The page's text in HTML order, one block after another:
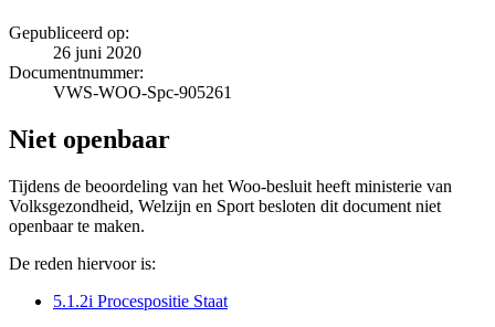
Gepubliceerd op:
26 juni 2020
Documentnummer:
VWS-WOO-Spc-905261
Niet openbaar
Tijdens de beoordeling van het Woo-besluit heeft ministerie van
Volksgezondheid, Welzijn en Sport besloten dit document niet
openbaar te maken.
De reden hiervoor is:
5.1.2i Procespositie Staat